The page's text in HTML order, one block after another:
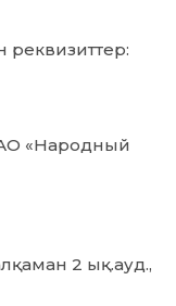
реквизиттер:
АО «Народный
2 ық.ауд.,